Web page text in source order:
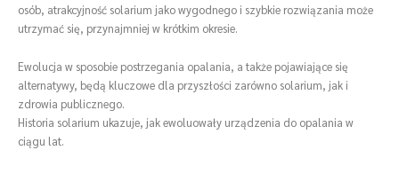
osób, atrakcyjność solarium jako wygodnego i szybkie rozwiązania może
utrzymać się, przynajmniej w krótkim okresie.
Ewolucja w sposobie postrzegania opalania, a także pojawiające się
alternatywy, będą kluczowe dla przyszłości zarówno solarium, jak i
zdrowia publicznego.
Historia solarium ukazuje, jak ewoluowały urządzenia do opalania w
ciągu lat.